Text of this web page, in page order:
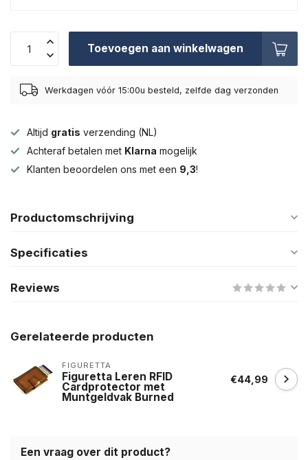
Toevoegen aan winkelwagen
Werkdagen vóór 15:00u besteld, zelfde dag verzonden
Altijd gratis verzending (NL)
Achteraf betalen met Klarna mogelijk
Klanten beoordelen ons met een 9,3!
Productomschrijving
Specificaties
Reviews
Gerelateerde producten
FIGURETTA
Figuretta Leren RFID
Cardprotector met
Muntgeldvak Burned
€44,99
Een vraag over dit product?